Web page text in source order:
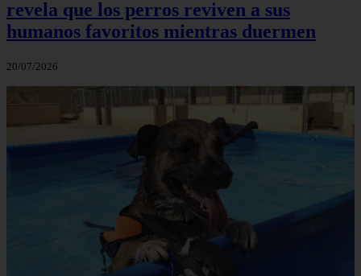
revela que los perros reviven a sus
humanos favoritos mientras duermen
20/07/2026